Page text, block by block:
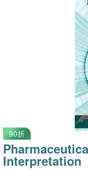
90折
Interpretation